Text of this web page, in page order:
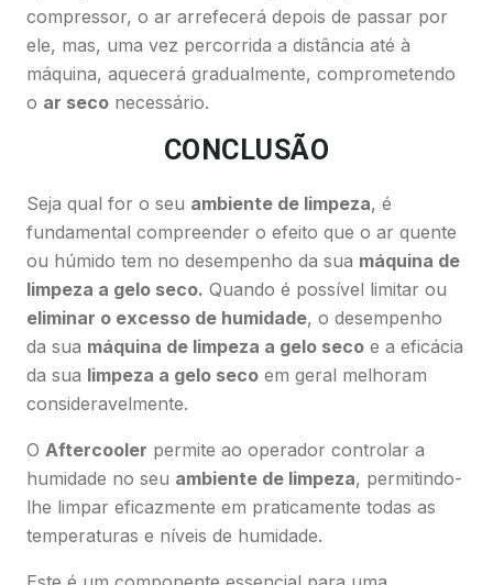
compressor, o ar arrefecerá depois de passar por
ele, mas, uma vez percorrida a distância até à
máquina, aquecerá gradualmente, comprometendo
o ar seco necessário.
CONCLUSÃO
Seja qual for o seu ambiente de limpeza, é
fundamental compreender o efeito que o ar quente
ou húmido tem no desempenho da sua máquina de
limpeza a gelo seco. Quando é possível limitar ou
eliminar o excesso de humidade, o desempenho
da sua máquina de limpeza a gelo seco e a eficácia
da sua limpeza a gelo seco em geral melhoram
consideravelmente.
O Aftercooler permite ao operador controlar a
humidade no seu ambiente de limpeza, permitindo-
lhe limpar eficazmente em praticamente todas as
temperaturas e níveis de humidade.